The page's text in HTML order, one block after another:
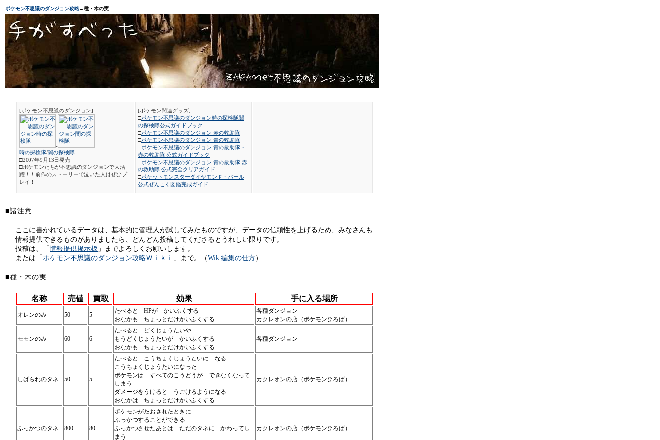
ポケモン不思議のダンジョン攻略→種・木の実
[ポケモン不思議のダンジョン]
-
時の探検隊/闇の探検隊
□2007年9月13日発売
□ポケモンたちが不思議のダンジョンで大活
躍！！前作のストーリーで泣いた人はぜひプ
レイ！
[ポケモン関連グッズ]
□ポケモン不思議のダンジョン時の探検隊闇
の探検隊公式ガイドブック
□ポケモン不思議のダンジョン 赤の救助隊
□ポケモン不思議のダンジョン 青の救助隊
□ポケモン不思議のダンジョン 青の救助隊・
赤の救助隊 公式ガイドブック
□ポケモン不思議のダンジョン 青の救助隊 赤
の救助隊 公式完全クリアガイド
□ポケットモンスターダイヤモンド・パール
公式ぜんこく図鑑完成ガイド
■諸注意
ここに書かれているデータは、基本的に管理人が試してみたものですが、データの信頼性を上げるため、みなさんも
情報提供できるものがありましたら、どんどん投稿してくださるとうれしい限りです。
投稿は、「情報提供掲示板 」までよろしくお願いします。
または「 ポケモン不思議のダンジョン攻略Ｗｉｋｉ 」まで。（Wiki編集の仕方）
■種・木の実
名称 売値 買取 効果 手に入る場所
オレンのみ 50 5
たべると HPが かいふくする
おなかも ちょっとだけかいふくする
各種ダンジョン
カクレオンの店（ポケモンひろば）
モモンのみ 60 6
たべると どくじょうたいや
もうどくじょうたいが かいふくする
おなかも ちょっとだけかいふくする
各種ダンジョン
しばられのタネ 50 5
たべると こうちょくじょうたいに なる
こうちょくじょうたいになった
ポケモンは すべてのこうどうが できなくなって
しまう
ダメージをうけると うごけるようになる
おなかは ちょっとだけかいふくする
カクレオンの店（ポケモンひろば）
ふっかつのタネ 800 80
ポケモンがたおされたときに
ふっかつすることができる
ふっかつさせたあとは ただのタネに かわってし
まう
カクレオンの店（ポケモンひろば）